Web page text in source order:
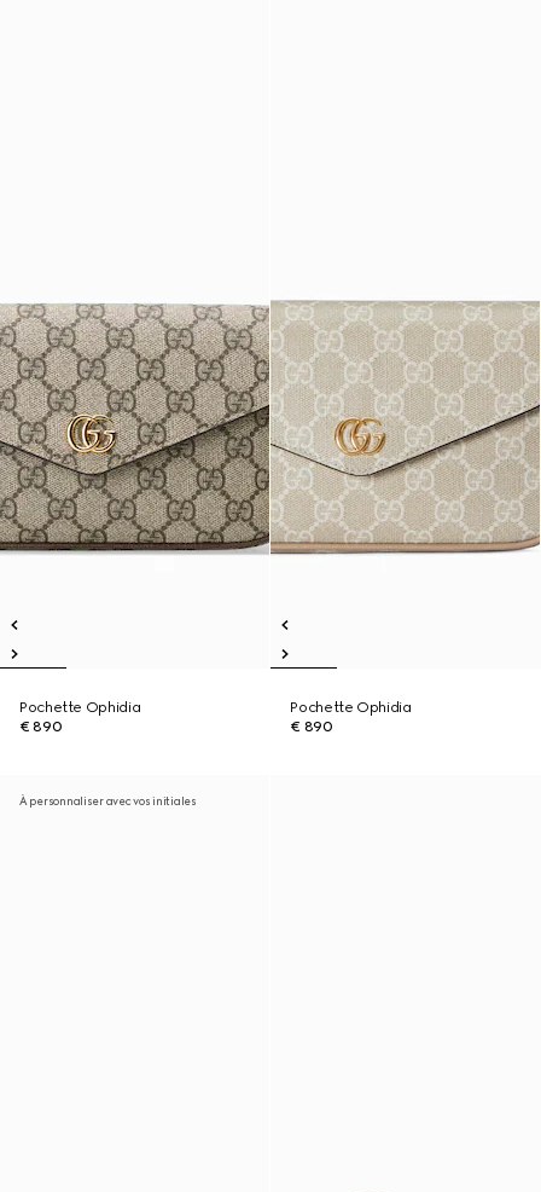
Pochette Ophidia
€ 890
Pochette Ophidia
€ 890
À personnaliser avec vos initiales